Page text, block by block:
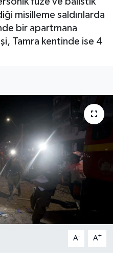
misilleme saldırılarda
bir apartmana
Tamra kentinde ise 4
A- A+